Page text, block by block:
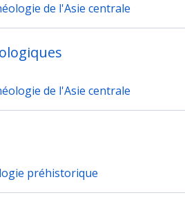
de l'Asie centrale
de l'Asie centrale
préhistorique